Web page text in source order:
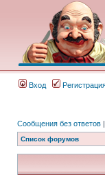
Вход
Сообщения без ответов |
Список форумов